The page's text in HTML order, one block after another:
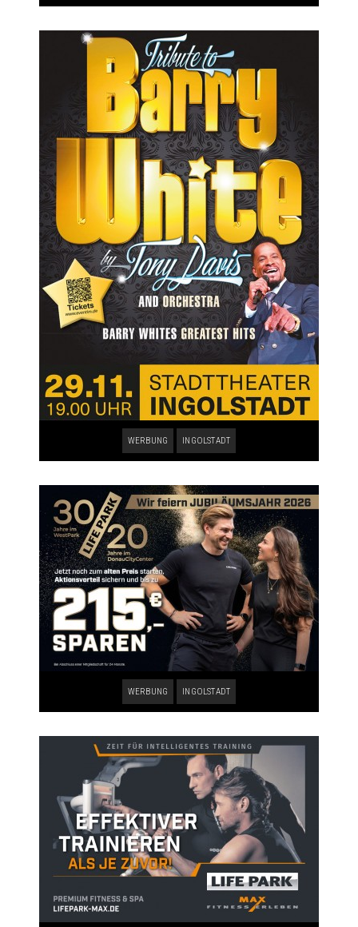
WERBUNG INGOLSTADT
WERBUNG INGOLSTADT